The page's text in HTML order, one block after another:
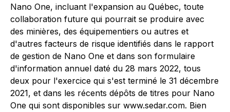
Nano One, incluant l'expansion au Québec, toute
collaboration future qui pourrait se produire avec
des minières, des équipementiers ou autres et
d'autres facteurs de risque identifiés dans le rapport
de gestion de Nano One et dans son formulaire
d'information annuel daté du 28 mars 2022, tous
deux pour l'exercice qui s'est terminé le 31 décembre
2021, et dans les récents dépôts de titres pour Nano
One qui sont disponibles sur www.sedar.com. Bien